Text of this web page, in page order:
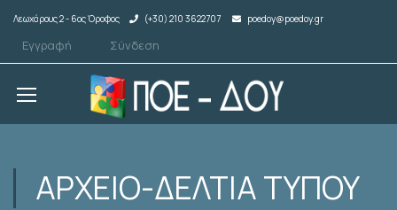
Λεωχάρους 2 - 6ος Όροφος (+30) 210 3622707 poedoy@poedoy.gr
Εγγραφή Σύνδεση
ΑΡΧΕΙΟ-ΔΕΛΤΙΑ ΤΥΠΟΥ